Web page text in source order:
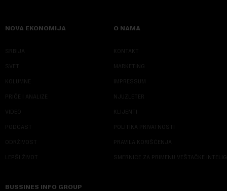
NOVA EKONOMIJA
SRBIJA
SVET
KOLUMNE
PRIČE I ANALIZE
VIDEO
PODCAST
ODRŽIVOST
LEPŠI ŽIVOT
O NAMA
KONTAKT
MARKETING
IMPRESSUM
NJUZLETER
KLIJENTI
POLITIKA PRIVATNOSTI
PRAVILA KORIŠĆENJA
SMERNICE ZA PRIMENU VEŠTAČKE
BUSSINES INFO GROUP